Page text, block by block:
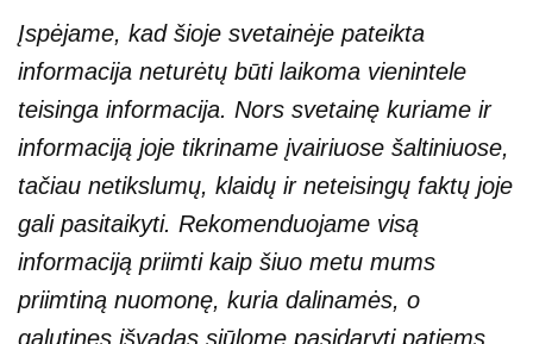
Įspėjame, kad šioje svetainėje pateikta
informacija neturėtų būti laikoma vienintele
teisinga informacija. Nors svetainę kuriame ir
informaciją joje tikriname įvairiuose šaltiniuose,
tačiau netikslumų, klaidų ir neteisingų faktų joje
gali pasitaikyti. Rekomenduojame visą
informaciją priimti kaip šiuo metu mums
priimtiną nuomonę, kuria dalinamės, o
galutines išvadas siūlome pasidaryti patiems.